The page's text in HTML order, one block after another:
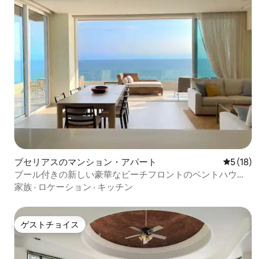
ブセリアスのマンション・アパート レビュー
5 (18)
プール付きの新しい豪華なビーチフロントのペントハウス
ブセリアス
家族 · ロケーション · キッチン
ゲストチョイス
ゲストチョイス